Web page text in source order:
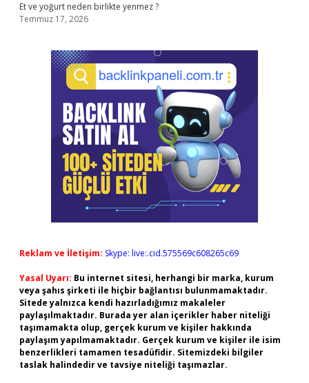
Et ve yoğurt neden birlikte yenmez ?
Temmuz 17, 2026
Reklam ve İletişim: Skype: live:.cid.575569c608265c69
Yasal Uyarı: Bu internet sitesi, herhangi bir marka, kurum
veya şahıs şirketi ile hiçbir bağlantısı bulunmamaktadır.
Sitede yalnızca kendi hazırladığımız makaleler
paylaşılmaktadır. Burada yer alan içerikler haber niteliği
taşımamakta olup, gerçek kurum ve kişiler hakkında
paylaşım yapılmamaktadır. Gerçek kurum ve kişiler ile isim
benzerlikleri tamamen tesadüfidir. Sitemizdeki bilgiler
taslak halindedir ve tavsiye niteliği taşımazlar.